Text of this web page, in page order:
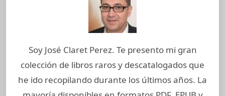
Soy José Claret Perez. Te presento mi gran
colección de libros raros y descatalogados que
he ido recopilando durante los últimos años. La